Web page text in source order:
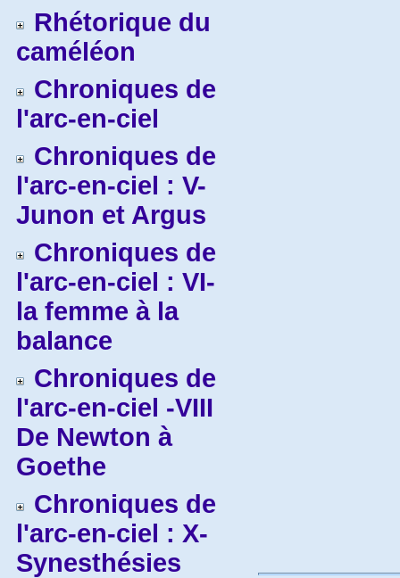
Rhétorique du
caméléon
Chroniques de
l'arc-en-ciel
Chroniques de
l'arc-en-ciel : V-
Junon et Argus
Chroniques de
l'arc-en-ciel : VI-
la femme à la
balance
Chroniques de
l'arc-en-ciel -VIII
De Newton à
Goethe
Chroniques de
l'arc-en-ciel : X-
Synesthésies